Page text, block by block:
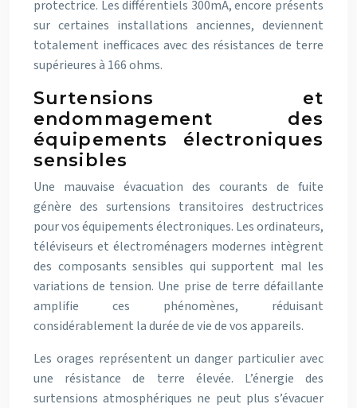
protectrice. Les différentiels 300mA, encore présents
sur certaines installations anciennes, deviennent
totalement inefficaces avec des résistances de terre
supérieures à 166 ohms.
Surtensions et
endommagement des
équipements électroniques
sensibles
Une mauvaise évacuation des courants de fuite
génère des surtensions transitoires destructrices
pour vos équipements électroniques. Les ordinateurs,
téléviseurs et électroménagers modernes intègrent
des composants sensibles qui supportent mal les
variations de tension. Une prise de terre défaillante
amplifie ces phénomènes, réduisant
considérablement la durée de vie de vos appareils.
Les orages représentent un danger particulier avec
une résistance de terre élevée. L’énergie des
surtensions atmosphériques ne peut plus s’évacuer